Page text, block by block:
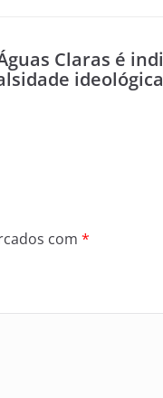
Claras é indi
ideológica
com *